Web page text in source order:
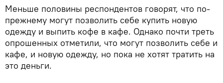
Меньше половины респондентов говорят, что по-
прежнему могут позволить себе купить новую
одежду и выпить кофе в кафе. Однако почти треть
опрошенных отметили, что могут позволить себе и
кафе, и новую одежду, но пока не хотят тратить на
это деньги.